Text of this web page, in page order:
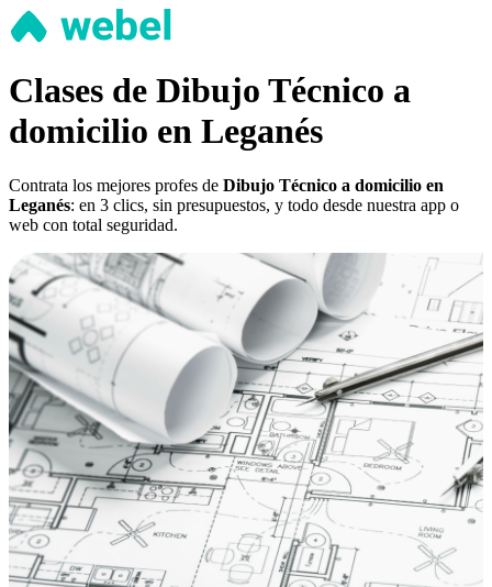
Clases de Dibujo Técnico a
domicilio en Leganés
Contrata los mejores profes de Dibujo Técnico a domicilio en
Leganés: en 3 clics, sin presupuestos, y todo desde nuestra app o
web con total seguridad.